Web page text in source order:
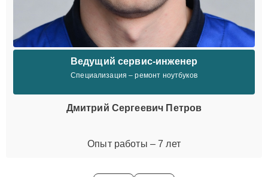
Ведущий сервис-инженер
Специализация – ремонт ноутбуков
Дмитрий Сергеевич Петров
Опыт работы – 7 лет